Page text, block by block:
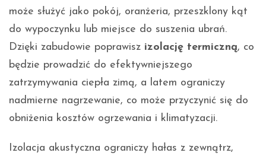
może służyć jako pokój, oranżeria, przeszklony kąt
do wypoczynku lub miejsce do suszenia ubrań.
Dzięki zabudowie poprawisz izolację termiczną, co
będzie prowadzić do efektywniejszego
zatrzymywania ciepła zimą, a latem ograniczy
nadmierne nagrzewanie, co może przyczynić się do
obniżenia kosztów ogrzewania i klimatyzacji.
Izolacja akustyczna ograniczy hałas z zewnątrz,